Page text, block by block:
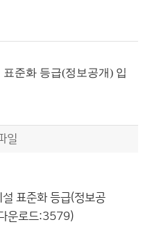
준화 등급(정보공개) 입
일
표준화 등급(정보공
운로드:3579)